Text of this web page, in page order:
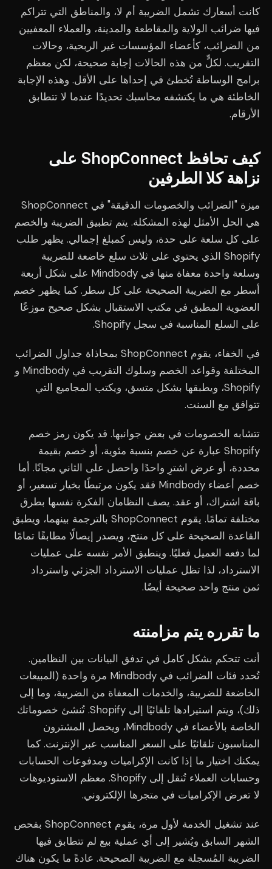
كانت أسعارك تشمل الضريبة أم لا، والمناطق التي تتراكم
فيها ضرائب الولاية والمقاطعة والمدينة، والعملاء المعفيين
من الضرائب، كأعضاء المؤسسات غير الربحية، وحالات
التقريب. لكلٍّ من هذه الحالات إجابة صحيحة، لكن معظم
برامج الوساطة تُخطئ في إحداها على الأقل. وهذه الإجابة
الخاطئة هي ما يكتشفه محاسبك تحديدًا عندما لا تتطابق
الأرقام.
كيف تحافظ ShopConnect على
نزاهة كلا الطرفين
ميزة "الضرائب والخصومات الدقيقة" في ShopConnect
هي الحل الأمثل لهذه المشكلة. يتم تطبيق الضريبة والخصم
على كل سلعة على حدة، وليس كمبلغ إجمالي. يظهر طلب
Shopify الذي يحتوي على ثلاث سلع خاضعة للضريبة
وسلعة واحدة معفاة منها في Mindbody على شكل أربعة
أسطر مع الضريبة الصحيحة على كل سطر. كما يظهر خصم
العضوية المطبق في مكتب الاستقبال بشكل صحيح موزعًا
على السلع المناسبة في سجل Shopify.
في الخفاء، يقوم ShopConnect بمحاذاة جداول الضرائب
المختلفة وقواعد الخصم وسلوك التقريب في Mindbody و
Shopify، ويطبقها بشكل متسق، ويكتب المجاميع التي
تتوافق مع السنت.
تتشابه الخصومات في بعض جوانبها. قد يكون رمز خصم
Shopify عبارة عن خصم بنسبة مئوية، أو خصم بقيمة
محددة، أو عرض اشترِ واحدًا واحصل على الثاني مجانًا. أما
خصم أعضاء Mindbody فقد يكون مرتبطًا بخيار تسعير، أو
باقة اشتراك، أو عقد. يصف النظامان الفكرة نفسها بطرق
مختلفة تمامًا. يقوم ShopConnect بالترجمة بينهما، ويطبق
القاعدة الصحيحة على كل منتج، ويصدر إيصالًا مطابقًا تمامًا
لما دفعه العميل فعليًا. وينطبق الأمر نفسه على عمليات
الاسترداد، لذا تظل عمليات الاسترداد الجزئي واسترداد
ثمن منتج واحد صحيحة أيضًا.
ما تقرره يتم مزامنته
أنت تتحكم بشكل كامل في تدفق البيانات بين النظامين.
تُحدد فئات الضرائب في Mindbody مرة واحدة (المبيعات
الخاضعة للضريبة، والخدمات المعفاة من الضريبة، وما إلى
ذلك)، ويتم استيرادها تلقائيًا إلى Shopify. تُنشئ خصوماتك
الخاصة بالأعضاء في Mindbody، ويحصل المشترون
المناسبون تلقائيًا على السعر المناسب عبر الإنترنت. كما
يمكنك اختيار ما إذا كانت الإكراميات ومدفوعات الحسابات
وحسابات العملاء تُنقل إلى Shopify. معظم الاستوديوهات
لا تعرض الإكراميات في متجرها الإلكتروني.
عند تشغيل الخدمة لأول مرة، يقوم ShopConnect بفحص
الشهر السابق ويُشير إلى أي عملية بيع لم تتطابق فيها
الضريبة المُسجلة مع الضريبة الصحيحة. عادةً ما يكون هناك